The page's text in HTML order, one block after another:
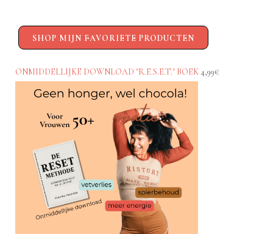
SHOP MIJN FAVORIETE PRODUCTEN
ONMIDDELLIJKE DOWNLOAD "R.E.S.E.T." BOEK4,99€